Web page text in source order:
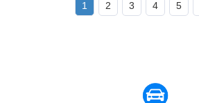
1 2 3 4 5